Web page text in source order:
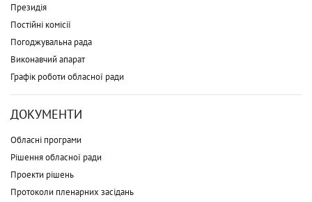
Президія
Постійні комісії
Погоджувальна рада
Виконавчий апарат
Графік роботи обласної ради
ДОКУМЕНТИ
Обласні програми
Рішення обласної ради
Проекти рішень
Протоколи пленарних засідань